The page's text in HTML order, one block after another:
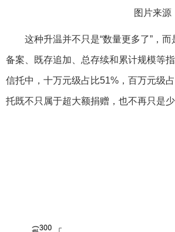
图片来源
这种升温并不只是“数量更多了”，
备案、既存追加、总存续和累计规模等
信托中，十万元级占比51%，百万元级
托既不只属于超大额捐赠，也不再只是